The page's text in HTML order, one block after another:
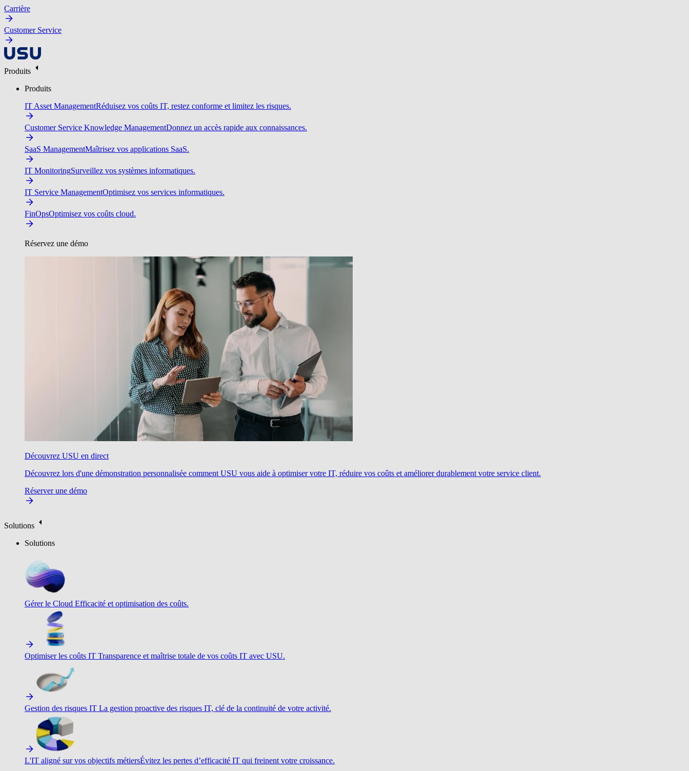
Carrière
Customer Service
Produits
Produits
IT Asset ManagementRéduisez vos coûts IT, restez conforme et limitez les risques.
Customer Service Knowledge ManagementDonnez un accès rapide aux connaissances.
SaaS ManagementMaîtrisez vos applications SaaS.
IT MonitoringSurveillez vos systèmes informatiques.
IT Service ManagementOptimisez vos services informatiques.
FinOpsOptimisez vos coûts cloud.
Réservez une démo
Découvrez USU en direct
Découvrez lors d'une démonstration personnalisée comment USU vous aide à optimiser votre IT, réduire vos coûts et améliorer durablement votre service client.
Réserver une démo
Solutions
Solutions
Gérer le Cloud Efficacité et optimisation des coûts.
Optimiser les coûts IT Transparence et maîtrise totale de vos coûts IT avec USU.
Gestion des risques IT La gestion proactive des risques IT, clé de la continuité de votre activité.
L'IT aligné sur vos objectifs métiersÉvitez les pertes d’efficacité IT qui freinent votre croissance.